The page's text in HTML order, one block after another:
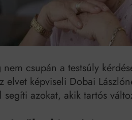
nem csupán a testsúly
elvet képviseli Dobai
segíti azokat, akik tartós